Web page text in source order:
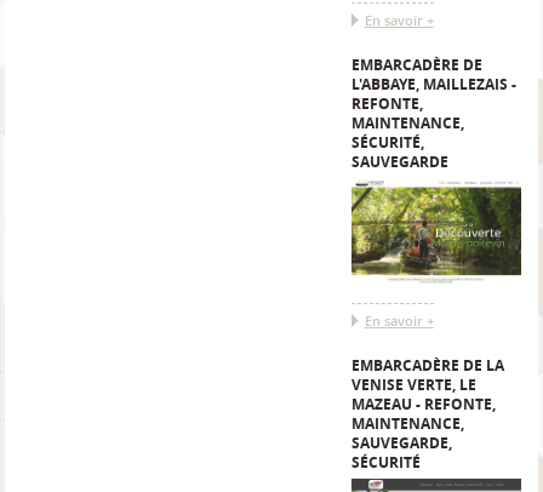
En savoir +
EMBARCADÈRE DE
L'ABBAYE, MAILLEZAIS -
REFONTE,
MAINTENANCE,
SÉCURITÉ,
SAUVEGARDE
En savoir +
EMBARCADÈRE DE LA
VENISE VERTE, LE
MAZEAU - REFONTE,
MAINTENANCE,
SAUVEGARDE,
SÉCURITÉ